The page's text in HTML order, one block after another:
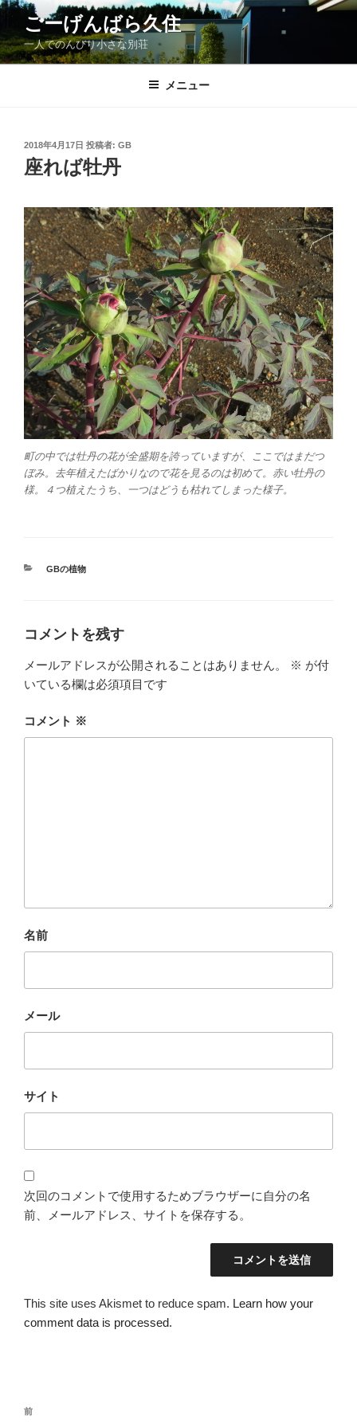
コ
テ
ン
ごーげんばら久住
一人でのんびり小さな別荘
メニュー
投
稿
日:
2018年4月17日 投稿者: GB
座れば牡丹
町の中では牡丹の花が全盛期を誇っていますが、ここではまだつ
ぼみ。去年植えたばかりなので花を見るのは初めて。赤い牡丹の
様。４つ植えたうち、一つはどうも枯れてしまった様子。
カ
GBの植物
コメントを残す
メールアドレスが公開されることはありません。 ※ が付
いている欄は必須項目です
コメント ※
名前
メール
サイト
次回のコメントで使用するためブラウザーに自分の名
前、メールアドレス、サイトを保存する。
This site uses Akismet to reduce spam. Learn how your
comment data is processed.
投
過
前